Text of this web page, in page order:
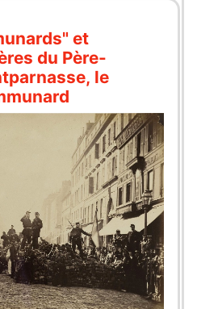
et
du Père-
le